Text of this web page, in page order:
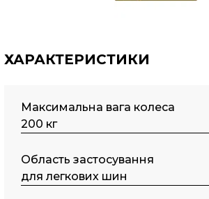
ХАРАКТЕРИСТИКИ
Максимальна вага колеса
200 кг
Область застосування
для легкових шин